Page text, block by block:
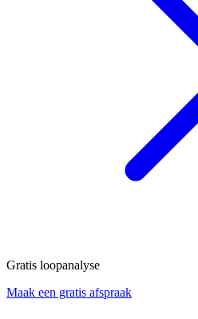
Gratis loopanalyse
Maak een gratis afspraak